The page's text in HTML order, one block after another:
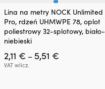
Ten
produkt
ma
wiele
wariantów.
Opcje
można
Lina na metry NOCK Unlimited
Pro, rdzeń UHMWPE 78, oplot
poliestrowy 32-splotowy, biało-
niebieski
2,11 € – 5,51 €
VAT wlicz.